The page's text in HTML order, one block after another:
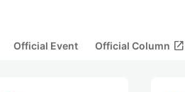
Official Event Official Column open_in_new